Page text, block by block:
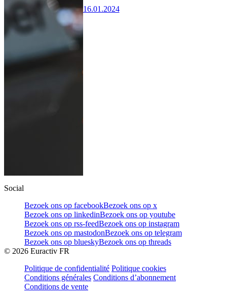
16.01.2024
Social
Bezoek ons op facebookBezoek ons op x
Bezoek ons op linkedinBezoek ons op youtube
Bezoek ons op rss-feedBezoek ons op instagram
Bezoek ons op mastodonBezoek ons op telegram
Bezoek ons op blueskyBezoek ons op threads
© 2026 Euractiv FR
Politique de confidentialité Politique cookies
Conditions générales Conditions d’abonnement
Conditions de vente